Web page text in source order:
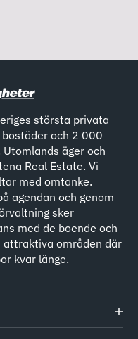
största privata
och 2 000
äger och
Real Estate. Vi
med omtanke.
agendan och genom
sker
med de boende och
områden där
kvar länge.